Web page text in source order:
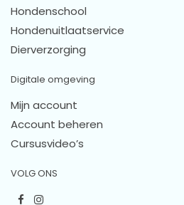
Hondenschool
Hondenuitlaatservice
Dierverzorging
Digitale omgeving
Mijn account
Account beheren
Cursusvideo’s
VOLG ONS